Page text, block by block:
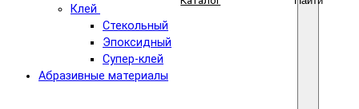
Клей
Стекольный
Эпоксидный
Супер-клей
Абразивные материалы